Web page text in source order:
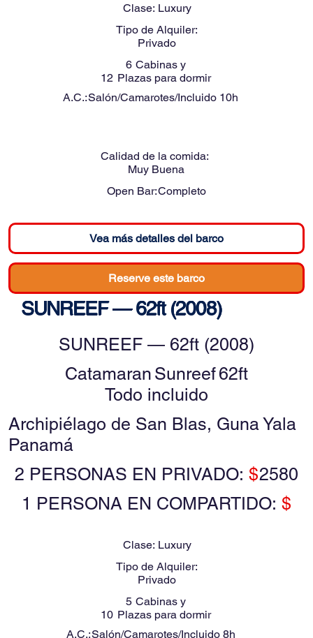
Clase: Luxury
Tipo de Alquiler:
Privado
6 Cabinas y
12 Plazas para dormir
A.C.:Salón/Camarotes/Incluido 10h
Calidad de la comida:
Muy Buena
Open Bar:Completo
Vea más detalles del barco
Reserve este barco
SUNREEF — 62ft (2008)
SUNREEF — 62ft (2008)
Catamaran Sunreef62ft
Todo incluido
Archipiélago de San Blas, Guna Yala
Panamá
2 PERSONAS EN PRIVADO:$2580
1 PERSONA EN COMPARTIDO: $
Clase: Luxury
Tipo de Alquiler:
Privado
5 Cabinas y
10 Plazas para dormir
A.C.:Salón/Camarotes/Incluido 8h